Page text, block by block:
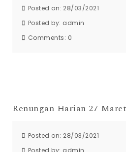
Posted on: 28/03/2021
Posted by: admin
Comments: 0
Renungan Harian 27
Posted on: 28/03/2021
Posted by: admin